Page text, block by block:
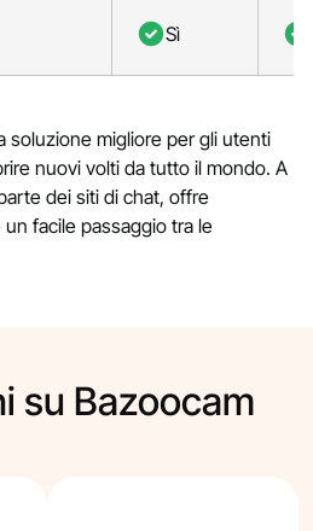
Sì
soluzione migliore per gli utenti
nuovi volti da tutto il mondo. A
dei siti di chat, offre
facile passaggio tra le
su Bazoocam